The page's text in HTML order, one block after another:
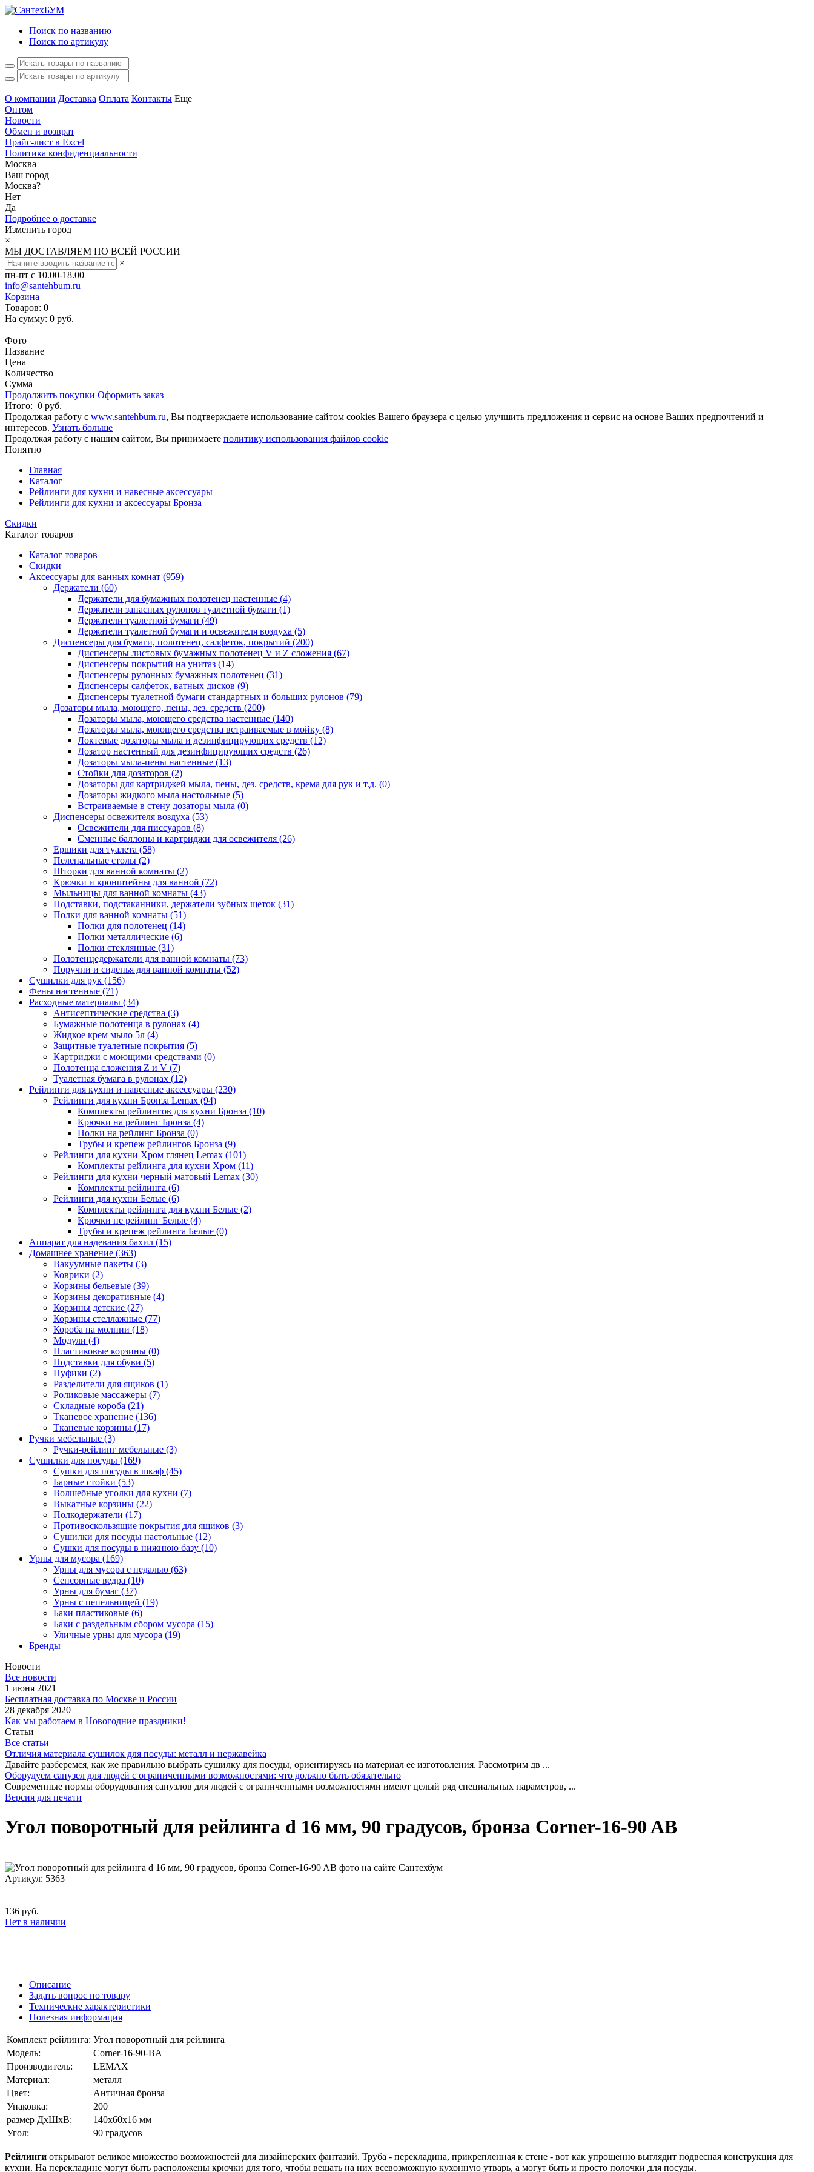
Поиск по названию
Поиск по артикулу
О компании Доставка Оплата Контакты Еще
Оптом
Новости
Обмен и возврат
Прайс-лист в Excel
Политика конфиденциальности
Москва
Ваш город
Москва?
Нет
Да
Подробнее о доставке
Изменить город
×
МЫ ДОСТАВЛЯЕМ ПО ВСЕЙ РОССИИ
×
пн-пт с 10.00-18.00
info@santehbum.ru
Корзина
Товаров: 0
На сумму: 0 руб.
Фото
Название
Цена
Количество
Сумма
Продолжить покупки Оформить заказ
Итого: 0 руб.
Продолжая работу с www.santehbum.ru, Вы подтверждаете использование сайтом cookies Вашего браузера с целью улучшить предложения и сервис на основе Ваших предпочтений и
интересов. Узнать больше
Продолжая работу с нашим сайтом, Вы принимаете политику использования файлов cookie
Понятно
Главная
Каталог
Рейлинги для кухни и навесные аксессуары
Рейлинги для кухни и аксессуары Бронза
Скидки
Каталог товаров
Каталог товаров
Скидки
Аксессуары для ванных комнат (959)
Держатели (60)
Держатели для бумажных полотенец настенные (4)
Держатели запасных рулонов туалетной бумаги (1)
Держатели туалетной бумаги (49)
Держатели туалетной бумаги и освежителя воздуха (5)
Диспенсеры для бумаги, полотенец, салфеток, покрытий (200)
Диспенсеры листовых бумажных полотенец V и Z сложения (67)
Диспенсеры покрытий на унитаз (14)
Диспенсеры рулонных бумажных полотенец (31)
Диспенсеры салфеток, ватных дисков (9)
Диспенсеры туалетной бумаги стандартных и больших рулонов (79)
Дозаторы мыла, моющего, пены, дез. средств (200)
Дозаторы мыла, моющего средства настенные (140)
Дозаторы мыла, моющего средства встраиваемые в мойку (8)
Локтевые дозаторы мыла и дезинфицирующих средств (12)
Дозатор настенный для дезинфицирующих средств (26)
Дозаторы мыла-пены настенные (13)
Стойки для дозаторов (2)
Дозаторы для картриджей мыла, пены, дез. средств, крема для рук и т.д. (0)
Дозаторы жидкого мыла настольные (5)
Встраиваемые в стену дозаторы мыла (0)
Диспенсеры освежителя воздуха (53)
Освежители для писсуаров (8)
Сменные баллоны и картриджи для освежителя (26)
Ершики для туалета (58)
Пеленальные столы (2)
Шторки для ванной комнаты (2)
Крючки и кронштейны для ванной (72)
Мыльницы для ванной комнаты (43)
Подставки, подстаканники, держатели зубных щеток (31)
Полки для ванной комнаты (51)
Полки для полотенец (14)
Полки металлические (6)
Полки стеклянные (31)
Полотенцедержатели для ванной комнаты (73)
Поручни и сиденья для ванной комнаты (52)
Сушилки для рук (156)
Фены настенные (71)
Расходные материалы (34)
Антисептические средства (3)
Бумажные полотенца в рулонах (4)
Жидкое крем мыло 5л (4)
Защитные туалетные покрытия (5)
Картриджи с моющими средствами (0)
Полотенца сложения Z и V (7)
Туалетная бумага в рулонах (12)
Рейлинги для кухни и навесные аксессуары (230)
Рейлинги для кухни Бронза Lemax (94)
Комплекты рейлингов для кухни Бронза (10)
Крючки на рейлинг Бронза (4)
Полки на рейлинг Бронза (0)
Трубы и крепеж рейлингов Бронза (9)
Рейлинги для кухни Хром глянец Lemax (101)
Комплекты рейлинга для кухни Хром (11)
Рейлинги для кухни черный матовый Lemax (30)
Комплекты рейлинга (6)
Рейлинги для кухни Белые (6)
Комплекты рейлинга для кухни Белые (2)
Крючки не рейлинг Белые (4)
Трубы и крепеж рейлинга Белые (0)
Аппарат для надевания бахил (15)
Домашнее хранение (363)
Вакуумные пакеты (3)
Коврики (2)
Корзины бельевые (39)
Корзины декоративные (4)
Корзины детские (27)
Корзины стеллажные (77)
Короба на молнии (18)
Модули (4)
Пластиковые корзины (0)
Подставки для обуви (5)
Пуфики (2)
Разделители для ящиков (1)
Роликовые массажеры (7)
Складные короба (21)
Тканевое хранение (136)
Тканевые корзины (17)
Ручки мебельные (3)
Ручки-рейлинг мебельные (3)
Сушилки для посуды (169)
Сушки для посуды в шкаф (45)
Барные стойки (53)
Волшебные уголки для кухни (7)
Выкатные корзины (22)
Полкодержатели (17)
Противоскользящие покрытия для ящиков (3)
Сушилки для посуды настольные (12)
Сушки для посуды в нижнюю базу (10)
Урны для мусора (169)
Урны для мусора с педалью (63)
Сенсорные ведра (10)
Урны для бумаг (37)
Урны с пепельницей (19)
Баки пластиковые (6)
Баки с раздельным сбором мусора (15)
Уличные урны для мусора (19)
Бренды
Новости
Все новости
1 июня 2021
Бесплатная доставка по Москве и России
28 декабря 2020
Как мы работаем в Новогодние праздники!
Статьи
Все статьи
Отличия материала сушилок для посуды: металл и нержавейка
Давайте разберемся, как же правильно выбрать сушилку для посуды, ориентируясь на материал ее изготовления. Рассмотрим дв ...
Оборудуем санузел для людей с ограниченными возможностями: что должно быть обязательно
Современные нормы оборудования санузлов для людей с ограниченными возможностями имеют целый ряд специальных параметров, ...
Версия для печати
Угол поворотный для рейлинга d 16 мм, 90 градусов, бронза Corner-16-90 AB
Артикул: 5363
136 руб.
Нет в наличии
Описание
Задать вопрос по товару
Технические характеристики
Полезная информация
Комплект рейлинга: Угол поворотный для рейлинга
Модель:
Corner-16-90-BA
Производитель:
LEMAX
Материал:
металл
Цвет:
Античная бронза
Упаковка:
200
размер ДхШхВ:
140х60х16 мм
Угол:
90 градусов
Рейлинги открывают великое множество возможностей для дизайнерских фантазий. Труба - перекладина, прикрепленная к стене - вот как упрощенно выглядит подвесная конструкция для
кухни. На перекладине могут быть расположены крючки для того, чтобы вешать на них всевозможную кухонную утварь, а могут быть и просто полочки для посуды.